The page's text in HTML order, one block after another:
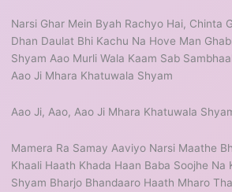
Narsi Ghar Mein Byah Rachyo Hai, Chinta
Dhan Daulat Bhi Kachu Na Hove Man
Shyam Aao Murli Wala Kaam Sab
Aao Ji Mhara Khatuwala Shyam
Aao Ji, Aao, Aao Ji Mhara Khatuwala
Mamera Ra Samay Aaviyo Narsi Maathe
Khaali Haath Khada Haan Baba Soojhe Na
Shyam Bharjo Bhandaaro Haath Mharo